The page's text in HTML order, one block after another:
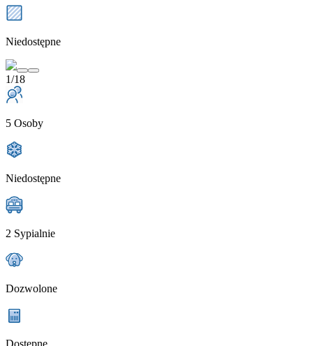
Niedostępne
1/18
5 Osoby
Niedostępne
2 Sypialnie
Dozwolone